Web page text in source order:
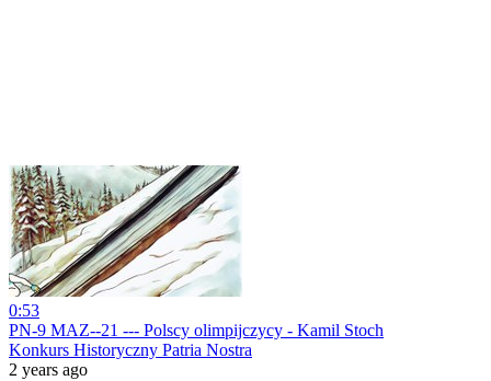
0:53
PN-9 MAZ--21 --- Polscy olimpijczycy - Kamil Stoch
Konkurs Historyczny Patria Nostra
2 years ago